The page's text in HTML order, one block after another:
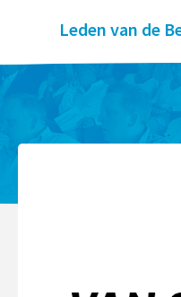
Leden van de